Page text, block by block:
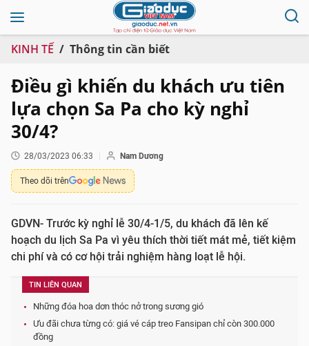
KINH TẾ Thông tin cần biết
Điều gì khiến du khách ưu tiên
lựa chọn Sa Pa cho kỳ nghỉ
30/4?
28/03/2023 06:33 Nam Dương
Theo dõi trên
GDVN- Trước kỳ nghỉ lễ 30/4-1/5, du khách đã lên kế
hoạch du lịch Sa Pa vì yêu thích thời tiết mát mẻ, tiết kiệm
chi phí và có cơ hội trải nghiệm hàng loạt lễ hội.
TIN LIÊN QUAN
Những đóa hoa dơn thóc nở trong sương gió
Ưu đãi chưa từng có: giá vé cáp treo Fansipan chỉ còn 300.000
đồng